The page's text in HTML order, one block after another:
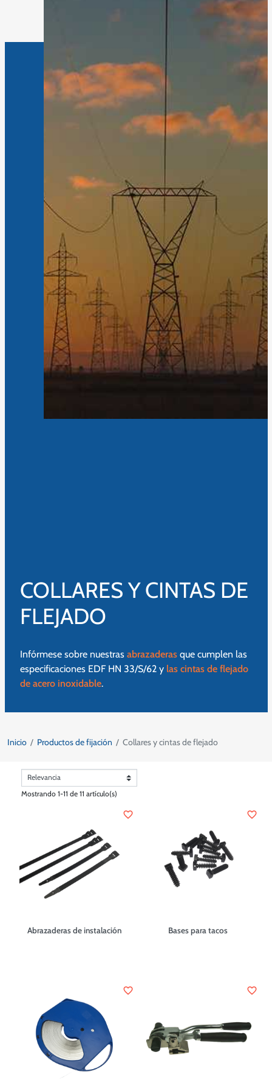
COLLARES Y CINTAS DE
FLEJADO
Infórmese sobre nuestras abrazaderasque cumplen las
especificaciones EDF HN 33/S/62 y las cintas de flejado
de acero inoxidable.
Inicio Productos de fijación Collares y cintas de flejado
Mostrando 1-11 de 11 artículo(s)
Abrazaderas de instalación
favorite_border
Bases para tacos
favorite_border
favorite_border favorite_border